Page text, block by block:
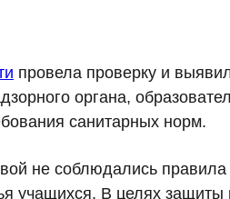
провела проверку и
органа,
санитарных норм.
не соблюдались
учащихся. В целях